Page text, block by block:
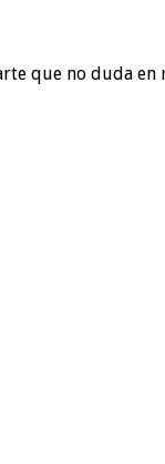
que no duda